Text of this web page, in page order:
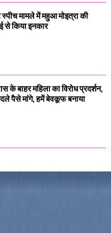
स्पीच मामले में महुआ मोइत्रा की
से किया इनकार
के बाहर महिला का विरोध प्रदर्शन,
पैसे मांगे, हमें बेवकूफ बनाया